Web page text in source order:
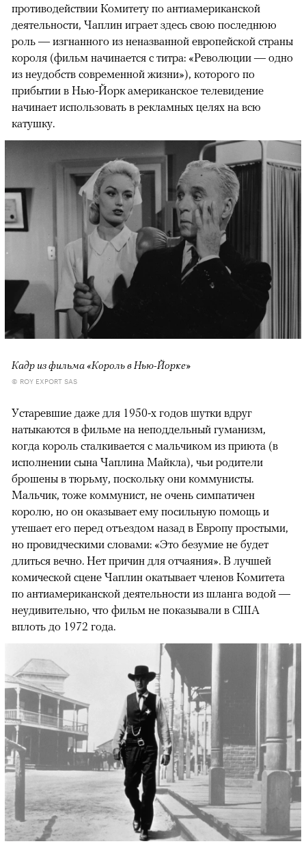
противодействии Комитету по антиамериканской
деятельности, Чаплин играет здесь свою последнюю
роль — изгнанного из неназванной европейской страны
короля (фильм начинается с титра: «Революции — одно
из неудобств современной жизни»), которого по
прибытии в Нью-Йорк американское телевидение
начинает использовать в рекламных целях на всю
катушку.
Кадр из фильма «Король в Нью-Йорке»
© ROY EXPORT SAS
Устаревшие даже для 1950-х годов шутки вдруг
натыкаются в фильме на неподдельный гуманизм,
когда король сталкивается с мальчиком из приюта (в
исполнении сына Чаплина Майкла), чьи родители
брошены в тюрьму, поскольку они коммунисты.
Мальчик, тоже коммунист, не очень симпатичен
королю, но он оказывает ему посильную помощь и
утешает его перед отъездом назад в Европу простыми,
но провидческими словами: «Это безумие не будет
длиться вечно. Нет причин для отчаяния». В лучшей
комической сцене Чаплин окатывает членов Комитета
по антиамериканской деятельности из шланга водой —
неудивительно, что фильм не показывали в США
вплоть до 1972 года.